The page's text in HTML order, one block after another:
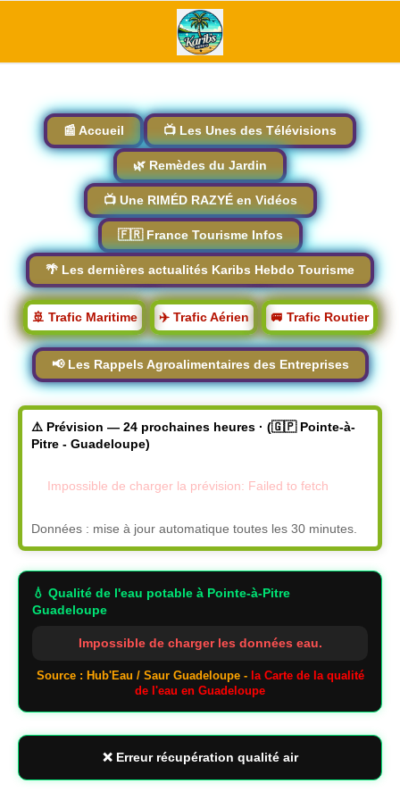
📰 Accueil 📺 Les Unes des Télévisions
🌿 Remèdes du Jardin
📺 Une RIMÉD RAZYÉ en Vidéos
🇫🇷 France Tourisme Infos
🌴 Les dernières actualités Karibs Hebdo Tourisme
🚢 Trafic Maritime ✈️ Trafic Aérien 🚐 Trafic Routier
📢 Les Rappels Agroalimentaires des Entreprises
⚠️ Prévision — 24 prochaines heures · (🇬🇵 Pointe-à-
Pitre - Guadeloupe)
Impossible de charger la prévision: Failed to fetch
Données : mise à jour automatique toutes les 30 minutes.
💧 Qualité de l'eau potable à Pointe-à-Pitre
Guadeloupe
Impossible de charger les données eau.
Source : Hub'Eau / Saur Guadeloupe - la Carte de la qualité
de l'eau en Guadeloupe
❌ Erreur récupération qualité air